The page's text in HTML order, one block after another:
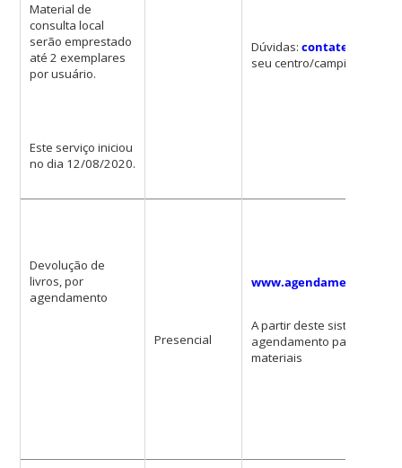
Material de
consulta local
serão emprestado
até 2 exemplares
por usuário.
Este serviço iniciou
no dia 12/08/2020.
Dúvidas:contate a
seu centro/campi
Devolução de
livros, por
agendamento
Presencial
A partir deste sistema
agendamento para
materiais